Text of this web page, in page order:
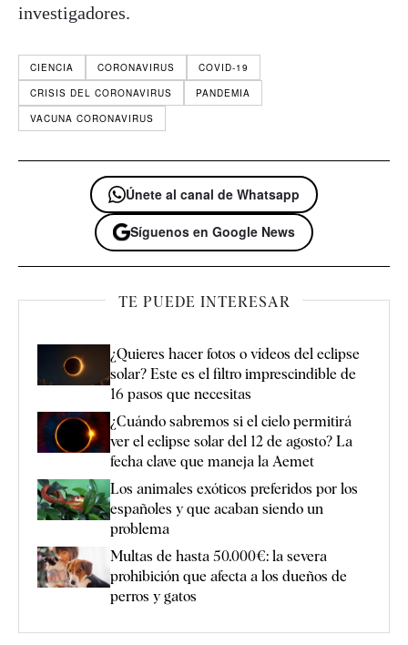
investigadores.
CIENCIA CORONAVIRUS
COVID-19
CRISIS DEL CORONAVIRUS
PANDEMIA
VACUNA CORONAVIRUS
Únete al canal de Whatsapp
Síguenos en Google News
TE PUEDE INTERESAR
¿Quieres hacer fotos o vídeos del eclipse
solar? Este es el filtro imprescindible de
16 pasos que necesitas
¿Cuándo sabremos si el cielo permitirá
ver el eclipse solar del 12 de agosto? La
fecha clave que maneja la Aemet
Los animales exóticos preferidos por los
españoles y que acaban siendo un
problema
Multas de hasta 50.000€: la severa
prohibición que afecta a los dueños de
perros y gatos